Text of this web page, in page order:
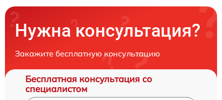
Нужна консультация?
Закажите бесплатную консультацию
Бесплатная консультация со
специалистом